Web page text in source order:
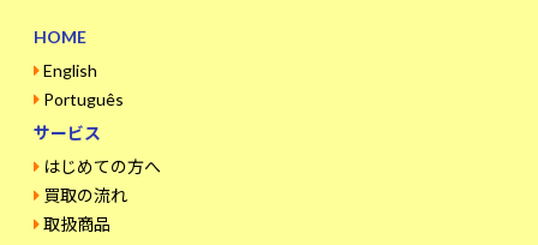
HOME
English
Português
サービス
はじめての方へ
買取の流れ
取扱商品